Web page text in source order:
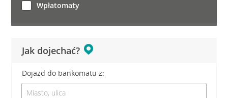
Jak dojechać?
Dojazd do bankomatu z:
Wpłatomaty